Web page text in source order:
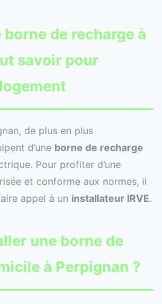
borne de recharge à
savoir pour
de plus en plus
d’une borne de recharge
Pour profiter d’une
et conforme aux normes, il
appel à un installateur IRVE.
une borne de
à Perpignan ?